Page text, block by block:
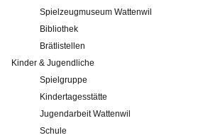
Spielzeugmuseum Wattenwil
Bibliothek
Brätlistellen
Kinder & Jugendliche
Spielgruppe
Kindertagesstätte
Jugendarbeit Wattenwil
Schule